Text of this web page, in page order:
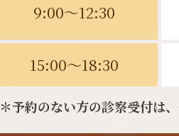
9:00～12:30
15:00～18:30
＊予約のない方の診察受付は